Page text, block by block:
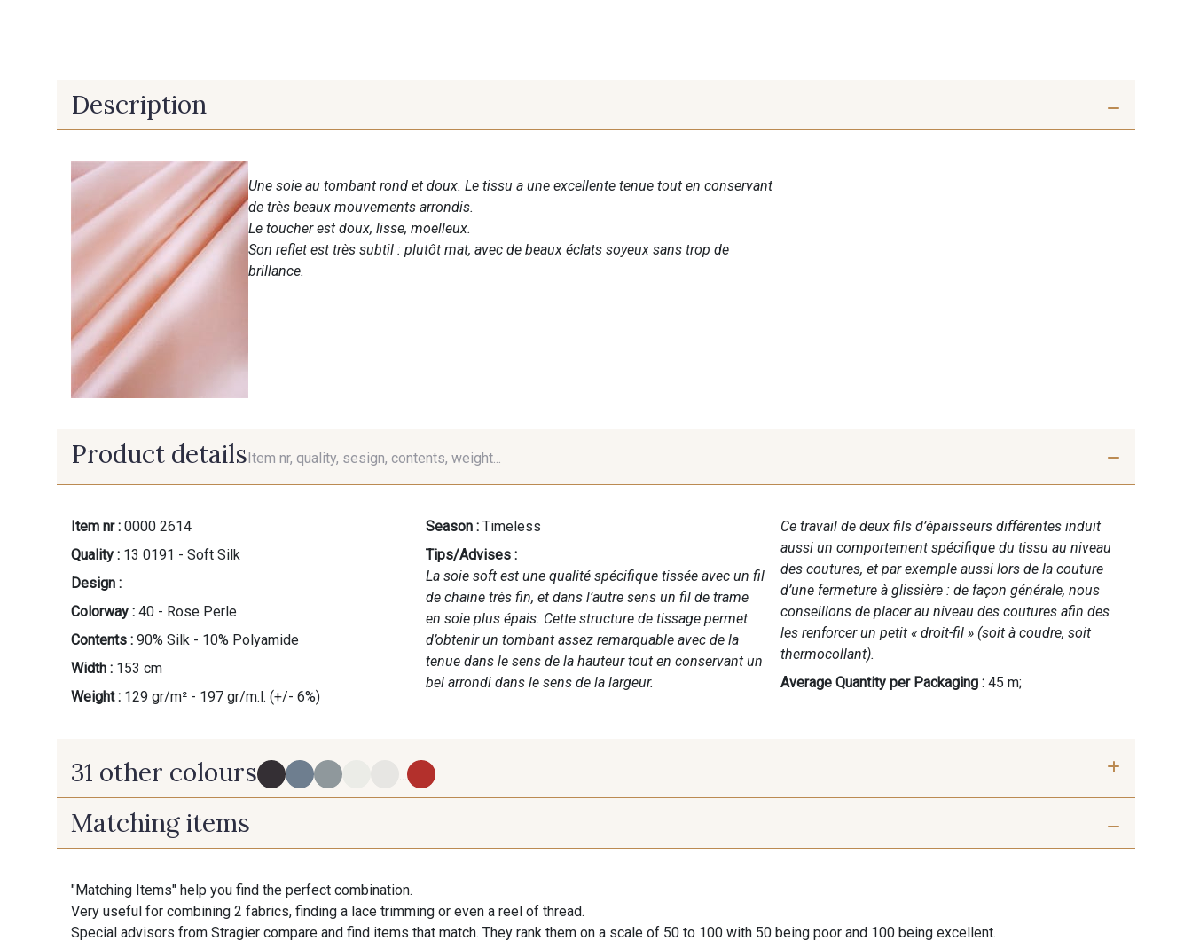
Description
Une soie au tombant rond et doux. Le tissu a une excellente tenue tout en conservant
de très beaux mouvements arrondis.
Le toucher est doux, lisse, moelleux.
Son reflet est très subtil : plutôt mat, avec de beaux éclats soyeux sans trop de
brillance.
Product details Item nr, quality, sesign, contents, weight...
Item nr : 0000 2614
Quality : 13 0191 - Soft Silk
Design :
Colorway : 40 - Rose Perle
Contents : 90% Silk - 10% Polyamide
Width : 153 cm
Weight : 129 gr/m² - 197 gr/m.l. (+/- 6%)
Season : Timeless
Tips/Advises :
La soie soft est une qualité spécifique tissée avec un fil
de chaine très fin, et dans l’autre sens un fil de trame
en soie plus épais. Cette structure de tissage permet
d’obtenir un tombant assez remarquable avec de la
tenue dans le sens de la hauteur tout en conservant un
bel arrondi dans le sens de la largeur.
Ce travail de deux fils d’épaisseurs différentes induit
aussi un comportement spécifique du tissu au niveau
des coutures, et par exemple aussi lors de la couture
d’une fermeture à glissière : de façon générale, nous
conseillons de placer au niveau des coutures afin des
les renforcer un petit « droit-fil » (soit à coudre, soit
thermocollant).
Average Quantity per Packaging : 45 m;
31 other colours
90 - Noir
60 - Taupe rosé
65 - Orange Flamme
56 - Apple
73 - Aqua
Matching items
"Matching Items" help you find the perfect combination.
Very useful for combining 2 fabrics, finding a lace trimming or even a reel of thread.
Special advisors from Stragier compare and find items that match. They rank them on a scale of 50 to 100 with 50 being poor and 100 being excellent.